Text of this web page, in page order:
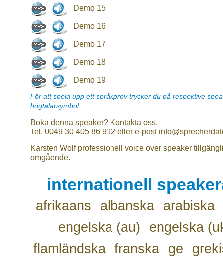
Demo 15
Demo 16
Demo 17
Demo 18
Demo 19
För att spela upp ett språkprov trycker du på respektive
högtalarsymbol
Boka denna speaker? Kontakta oss.
Tel. 0049 30 405 86 912 eller e-post
Karsten Wolf professionell voice over speaker
omgående.
internationell
afrikaans albanska
arabiska
engelska (au)
engelska
flamländska franska ge